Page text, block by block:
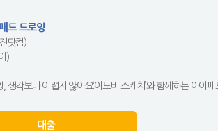
드 드로잉
닷컴)
)
, 생각보다 어렵지 않아요‘어도비 스케치’와 함께하는 아
대출